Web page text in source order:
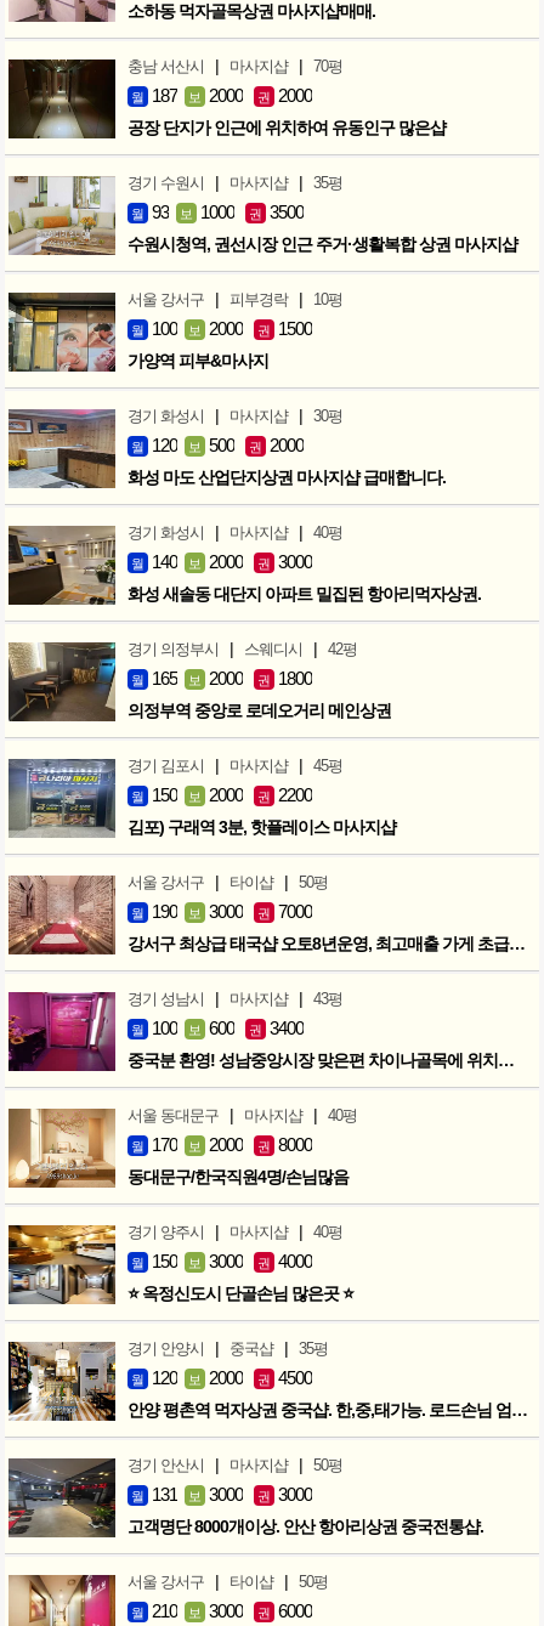
소하동 먹자골목상권 마사지샵매매.
충남 서산시 | 마사지샵 | 70평
월 187 보 2000 권 2000
공장 단지가 인근에 위치하여 유동인구 많은샵
경기 수원시 | 마사지샵 | 35평
월 93 보 1000 권 3500
수원시청역, 권선시장 인근 주거·생활복합 상권 마사지샵
서울 강서구 | 피부경락 | 10평
월 100 보 2000 권 1500
가양역 피부&마사지
경기 화성시 | 마사지샵 | 30평
월 120 보 500 권 2000
화성 마도 산업단지상권 마사지샵 급매합니다.
경기 화성시 | 마사지샵 | 40평
월 140 보 2000 권 3000
화성 새솔동 대단지 아파트 밀집된 항아리먹자상권.
경기 의정부시 | 스웨디시 | 42평
월 165 보 2000 권 1800
의정부역 중앙로 로데오거리 메인상권
경기 김포시 | 마사지샵 | 45평
월 150 보 2000 권 2200
김포) 구래역 3분, 핫플레이스 마사지샵
서울 강서구 | 타이샵 | 50평
월 190 보 3000 권 7000
강서구 최상급 태국샵 오토8년운영, 최고매출 가게 초급매!!!
경기 성남시 | 마사지샵 | 43평
월 100 보 600 권 3400
중국분 환영! 성남중앙시장 맞은편 차이나골목에 위치한 마사지샵
서울 동대문구 | 마사지샵 | 40평
월 170 보 2000 권 8000
동대문구/한국직원4명/손님많음
경기 양주시 | 마사지샵 | 40평
월 150 보 3000 권 4000
⭐ 옥정신도시 단골손님 많은곳 ⭐
경기 안양시 | 중국샵 | 35평
월 120 보 2000 권 4500
안양 평촌역 먹자상권 중국샵. 한,중,태가능. 로드손님 엄청많아요!
경기 안산시 | 마사지샵 | 50평
월 131 보 3000 권 3000
고객명단 8000개이상. 안산 항아리상권 중국전통샵.
서울 강서구 | 타이샵 | 50평
월 210 보 3000 권 6000